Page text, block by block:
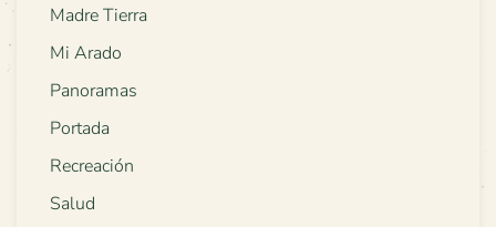
Madre Tierra
Mi Arado
Panoramas
Portada
Recreación
Salud